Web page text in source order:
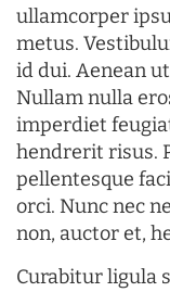
ullamcorper
metus.
id dui. Aenean
Nullam nulla
imperdiet
hendrerit risus.
pellentesque
orci. Nunc nec
non, auctor et,
Curabitur ligula